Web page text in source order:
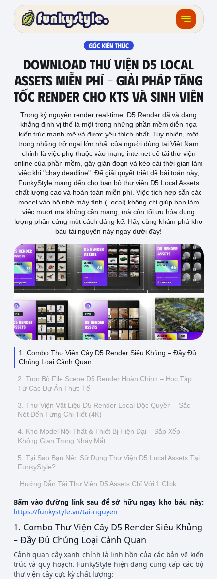
Khóa học
Tài nguyên
Sản phẩm
Giải thưởng
Đồ án
Feedback
F.BLOG
Thông tin liên hệ
Địa chỉ:209/8D QL13, Phường Bình Thạnh,
Thành Phố Hồ Chí Minh, Việt Nam
Email: funkystylemanage@gmail.com
Điện thoại:093 803 9170
Đăng nhập
Đăng ký
GÓC KIẾN THỨC
Download Thư Viện D5 Local
Assets Miễn Phí – Giải Pháp Tăng
Tốc Render Cho KTS Và Sinh Viên
Trong kỷ nguyên render real-time, D5 Render đã và đang
khẳng định vị thế là một trong những phần mềm diễn họa
kiến trúc mạnh mẽ và được yêu thích nhất. Tuy nhiên, một
trong những trở ngại lớn nhất của người dùng tại Việt Nam
chính là việc phụ thuộc vào mạng internet để tải thư viện
online của phần mềm, gây gián đoạn và kéo dài thời gian làm
việc khi "chạy deadline". Để giải quyết triệt để bài toán này,
FunkyStyle mang đến cho bạn bộ thư viện D5 Local Assets
chất lượng cao và hoàn toàn miễn phí. Việc tích hợp sẵn các
model vào bộ nhớ máy tính (Local) không chỉ giúp bạn làm
việc mượt mà không cần mạng, mà còn tối ưu hóa dung
lượng phần cứng một cách đáng kể. Hãy cùng khám phá kho
báu tài nguyên này ngay dưới đây!
1. Combo Thư Viện Cây D5 Render Siêu Khủng – Đầy Đủ
Chủng Loại Cảnh Quan
2. Trọn Bộ File Scene D5 Render Hoàn Chỉnh – Học Tập
Từ Các Dự Án Thực Tế
3. Thư Viện Vật Liệu D5 Render Local Độc Quyền – Sắc
Nét Đến Từng Chi Tiết (4K)
4. Kho Model Nội Thất & Thiết Bị Hiện Đại – Sắp Xếp
Không Gian Trong Nháy Mắt
5. Tại Sao Bạn Nên Sử Dụng Thư Viện D5 Local Assets Tại
FunkyStyle?
Hướng Dẫn Tải Thư Viện D5 Assets Chỉ Với 1 Click
Bấm vào đường link sau để sở hữu ngay kho báu này:
https://funkystyle.vn/tai-nguyen
1. Combo Thư Viện Cây D5 Render Siêu Khủng
– Đầy Đủ Chủng Loại Cảnh Quan
Cảnh quan cây xanh chính là linh hồn của các bản vẽ kiến
trúc và quy hoạch. FunkyStyle hiện đang cung cấp các bộ
thư viện cây cực kỳ chất lượng: